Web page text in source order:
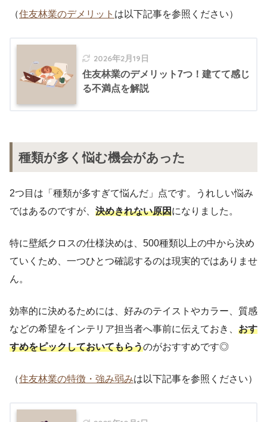
（住友林業のデメリット は以下記事を参照ください）
2026年2月19日
住友林業のデメリット7つ！建てて感じ
る不満点を解説
種類が多く悩む機会があった
2つ目は「種類が多すぎて悩んだ」点です。うれしい悩み
ではあるのですが、 決めきれない原因になりました。
特に壁紙クロスの仕様決めは、500種類以上の中から決め
ていくため、一つひとつ確認するのは現実的ではありませ
ん。
効率的に決めるためには、好みのテイストやカラー、質感
などの希望をインテリア担当者へ事前に伝えておき、 おす
すめをピックしておいてもらうのがおすすめです◎
（住友林業の特徴・強み弱みは以下記事を参照ください）